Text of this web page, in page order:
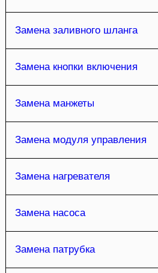
Замена заливного шланга
Замена кнопки включения
Замена манжеты
Замена модуля управления
Замена нагревателя
Замена насоса
Замена патрубка